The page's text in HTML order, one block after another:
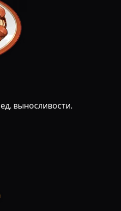
ед. выносливости.